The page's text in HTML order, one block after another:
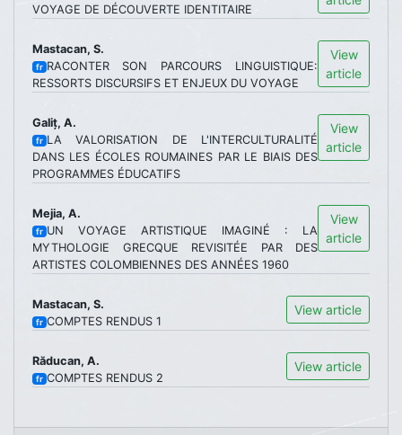
VOYAGE DE DÉCOUVERTE IDENTITAIRE
Mastacan, S.
fr RACONTER SON PARCOURS LINGUISTIQUE:
RESSORTS DISCURSIFS ET ENJEUX DU VOYAGE
View
article
Galiț, A.
fr LA VALORISATION DE L'INTERCULTURALITÉ
DANS LES ÉCOLES ROUMAINES PAR LE BIAIS DES
PROGRAMMES ÉDUCATIFS
View
article
Mejia, A.
fr UN VOYAGE ARTISTIQUE IMAGINÉ : LA
MYTHOLOGIE GRECQUE REVISITÉE PAR DES
ARTISTES COLOMBIENNES DES ANNÉES 1960
View
article
Mastacan, S.
fr COMPTES RENDUS 1
View article
Răducan, A.
fr COMPTES RENDUS 2
View article